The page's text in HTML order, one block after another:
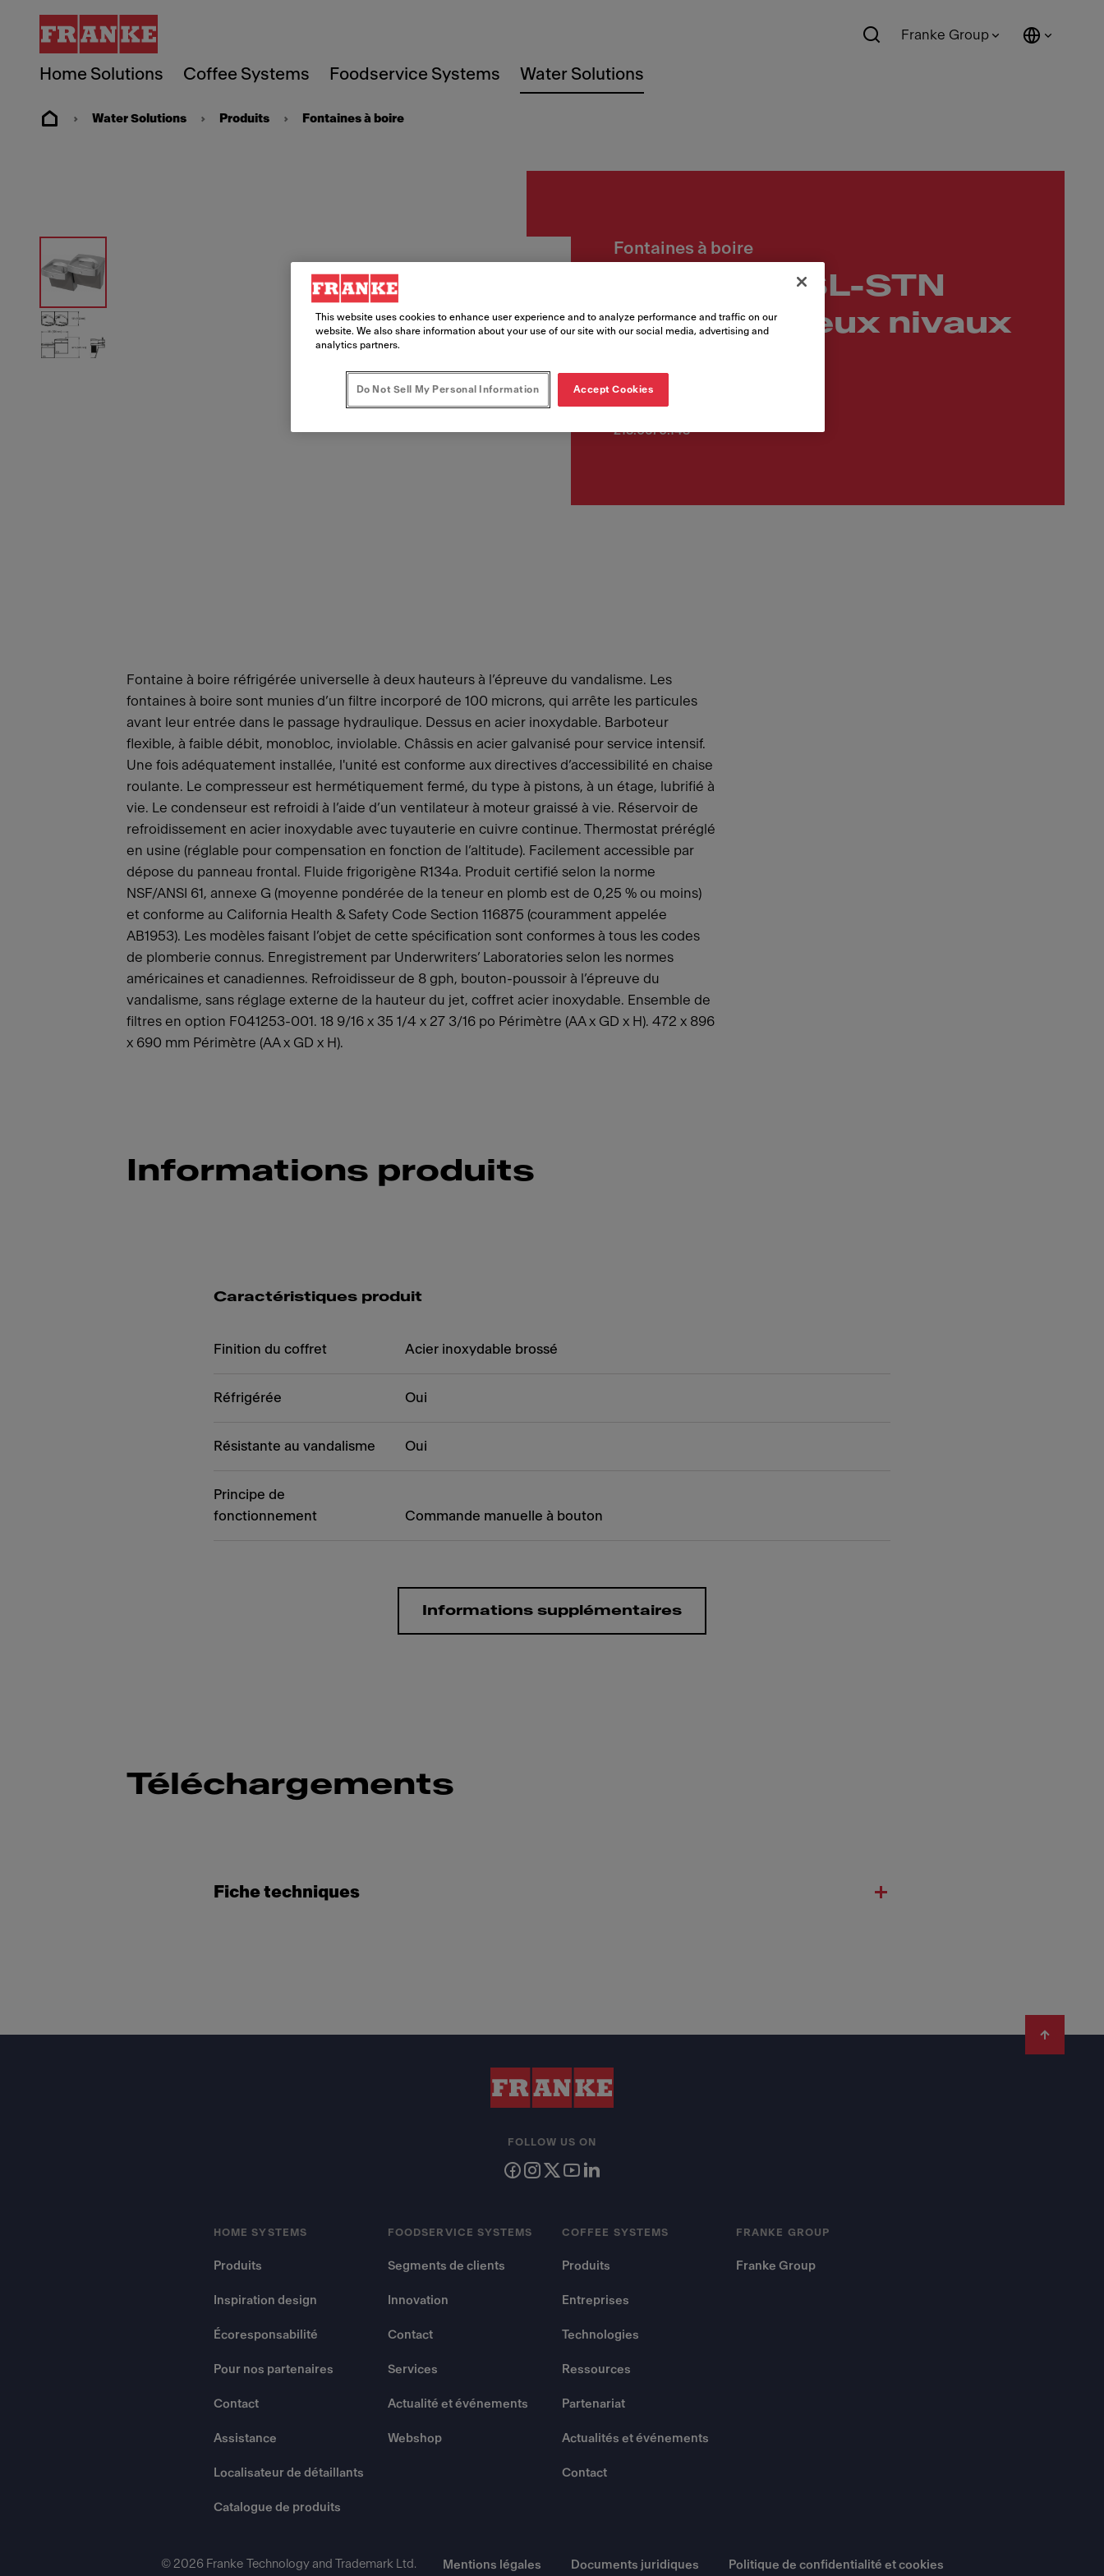
Home Solutions Coffee Systems Foodservice Systems Water Solutions
Franke Group
Water Solutions Produits Fontaines à boire
Fontaines à boire
KEPV8ACSL-STN
Fontaine deux nivaux
Article Number
213.0670.143
Fontaine à boire réfrigérée universelle à deux hauteurs à l’épreuve du vandalisme. Les
fontaines à boire sont munies d’un filtre incorporé de 100 microns, qui arrête les particules
avant leur entrée dans le passage hydraulique. Dessus en acier inoxydable. Barboteur
flexible, à faible débit, monobloc, inviolable. Châssis en acier galvanisé pour service intensif.
Une fois adéquatement installée, l'unité est conforme aux directives d’accessibilité en chaise
roulante. Le compresseur est hermétiquement fermé, du type à pistons, à un étage, lubrifié à
vie. Le condenseur est refroidi à l’aide d’un ventilateur à moteur graissé à vie. Réservoir de
refroidissement en acier inoxydable avec tuyauterie en cuivre continue. Thermostat préréglé
en usine (réglable pour compensation en fonction de l’altitude). Facilement accessible par
dépose du panneau frontal. Fluide frigorigène R134a. Produit certifié selon la norme
NSF/ANSI 61, annexe G (moyenne pondérée de la teneur en plomb est de 0,25 % ou moins)
et conforme au California Health & Safety Code Section 116875 (couramment appelée
AB1953). Les modèles faisant l’objet de cette spécification sont conformes à tous les codes
de plomberie connus. Enregistrement par Underwriters’ Laboratories selon les normes
américaines et canadiennes. Refroidisseur de 8 gph, bouton-poussoir à l’épreuve du
vandalisme, sans réglage externe de la hauteur du jet, coffret acier inoxydable. Ensemble de
filtres en option F041253-001. 18 9/16 x 35 1/4 x 27 3/16 po Périmètre (AA x GD x H). 472 x 896
x 690 mm Périmètre (AA x GD x H).
Informations produits
Caractéristiques produit
Finition du coffret Acier inoxydable brossé
Réfrigérée Oui
Résistante au vandalisme Oui
Principe de
fonctionnement
Commande manuelle à bouton
Informations supplémentaires
Téléchargements
Fiche techniques
HOME SYSTEMS
Produits
Inspiration design
Écoresponsabilité
Pour nos partenaires
Contact
Assistance
Localisateur de détaillants
Catalogue de produits
FOODSERVICE SYSTEMS
Segments de clients
Innovation
Contact
Services
Actualité et événements
Webshop
COFFEE SYSTEMS
Produits
Entreprises
Technologies
Ressources
Partenariat
Actualités et événements
Contact
FRANKE GROUP
Franke Group
FOLLOW US ON
© 2026 Franke Technology and Trademark Ltd. Mentions légales Documents juridiques Politique de confidentialité et cookies
This website uses cookies to enhance user experience and to analyze performance and traffic on our
website. We also share information about your use of our site with our social media, advertising and
analytics partners.
Do Not Sell My Personal Information Accept Cookies